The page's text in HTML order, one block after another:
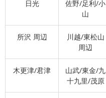
日光
佐野/足利/小
山
所沢 周辺
川越/東松山
周辺
木更津/君津
山武/東金/九
十九里/茂原